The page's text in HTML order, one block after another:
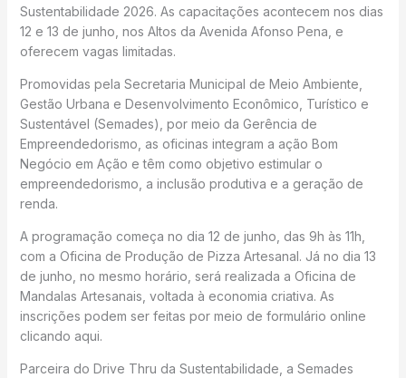
Sustentabilidade 2026. As capacitações acontecem nos dias
12 e 13 de junho, nos Altos da Avenida Afonso Pena, e
oferecem vagas limitadas.
Promovidas pela Secretaria Municipal de Meio Ambiente,
Gestão Urbana e Desenvolvimento Econômico, Turístico e
Sustentável (Semades), por meio da Gerência de
Empreendedorismo, as oficinas integram a ação Bom
Negócio em Ação e têm como objetivo estimular o
empreendedorismo, a inclusão produtiva e a geração de
renda.
A programação começa no dia 12 de junho, das 9h às 11h,
com a Oficina de Produção de Pizza Artesanal. Já no dia 13
de junho, no mesmo horário, será realizada a Oficina de
Mandalas Artesanais, voltada à economia criativa. As
inscrições podem ser feitas por meio de formulário online
clicando aqui.
Parceira do Drive Thru da Sustentabilidade, a Semades